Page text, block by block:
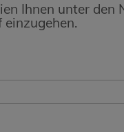
Ihnen unter den